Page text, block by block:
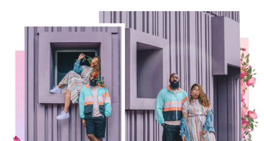
PARUTIONS
BONNES ADRESSES
CONTACTS